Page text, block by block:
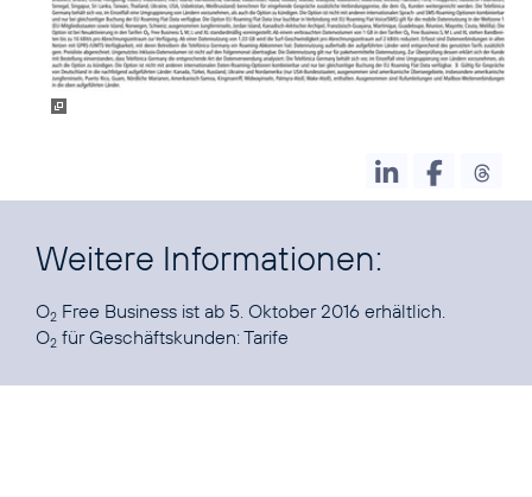
Weitere Informationen:
O2 Free Business ist ab 5. Oktober 2016 erhältlich.
O2 für Geschäftskunden:Tarife